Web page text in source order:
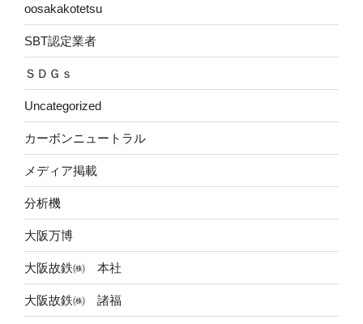
oosakakotetsu
SBT認定業者
ＳＤＧｓ
Uncategorized
カーボンニュートラル
メディア掲載
分析機
大阪万博
大阪故鉄㈱ 本社
大阪故鉄㈱ 諸福